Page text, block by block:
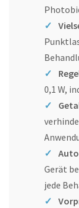
0,1 W,
Gerät
jede